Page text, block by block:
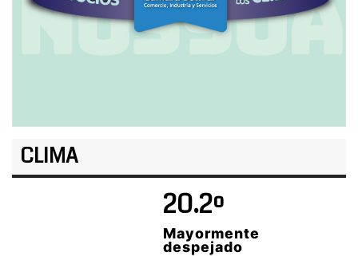
CLIMA
20.2º
Mayormente
despejado